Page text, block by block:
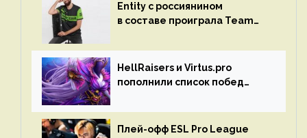
Entity с россиянином
в составе проиграла Team
HellRaisers и Virtus.pro
пополнили список побед
Плей-офф ESL Pro League